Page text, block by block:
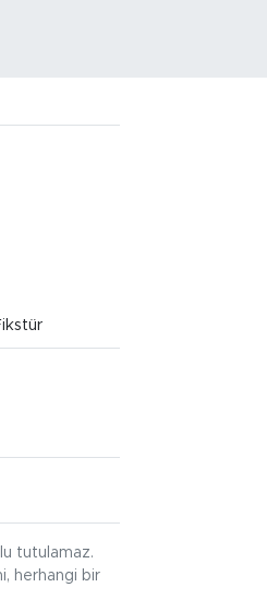
tutulamaz.
herhangi bir